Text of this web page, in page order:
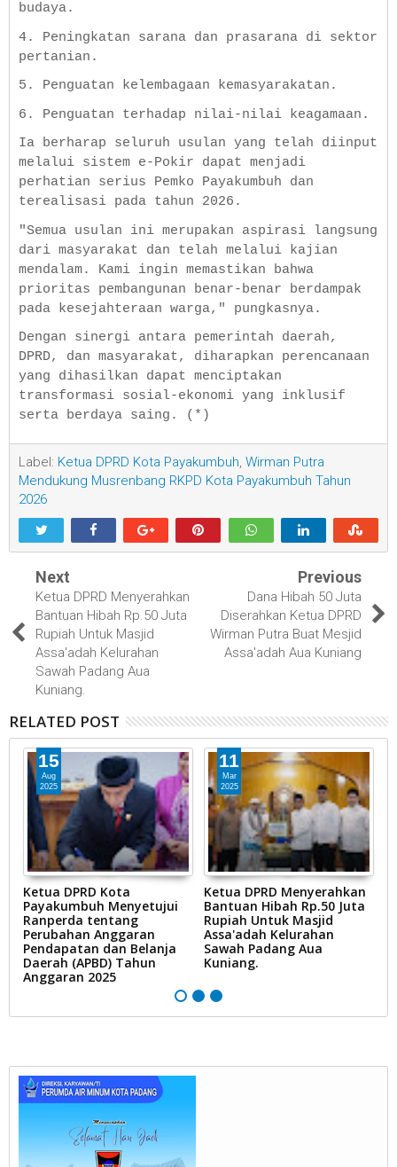
budaya.
4. Peningkatan sarana dan prasarana di sektor
pertanian.
5. Penguatan kelembagaan kemasyarakatan.
6. Penguatan terhadap nilai-nilai keagamaan.
Ia berharap seluruh usulan yang telah diinput
melalui sistem e-Pokir dapat menjadi
perhatian serius Pemko Payakumbuh dan
terealisasi pada tahun 2026.
"Semua usulan ini merupakan aspirasi langsung
dari masyarakat dan telah melalui kajian
mendalam. Kami ingin memastikan bahwa
prioritas pembangunan benar-benar berdampak
pada kesejahteraan warga," pungkasnya.
Dengan sinergi antara pemerintah daerah,
DPRD, dan masyarakat, diharapkan perencanaan
yang dihasilkan dapat menciptakan
transformasi sosial-ekonomi yang inklusif
serta berdaya saing. (*)
Label: Ketua DPRD Kota Payakumbuh Wirman Putra
Mendukung Musrenbang RKPD Kota Payakumbuh Tahun
2026
Next
Ketua DPRD Menyerahkan
Bantuan Hibah Rp.50 Juta
Rupiah Untuk Masjid
Assa'adah Kelurahan
Sawah Padang Aua
Kuniang.
Previous
Dana Hibah 50 Juta
Diserahkan Ketua DPRD
Wirman Putra Buat Mesjid
Assa'adah Aua Kuniang
RELATED POST
15
Aug
2025
Ketua DPRD Kota
Payakumbuh Menyetujui
Ranperda tentang
Perubahan Anggaran
Pendapatan dan Belanja
Daerah (APBD) Tahun
Anggaran 2025
11
Mar
2025
Ketua DPRD Menyerahkan
Bantuan Hibah Rp.50 Juta
Rupiah Untuk Masjid
Assa'adah Kelurahan
Sawah Padang Aua
Kuniang.